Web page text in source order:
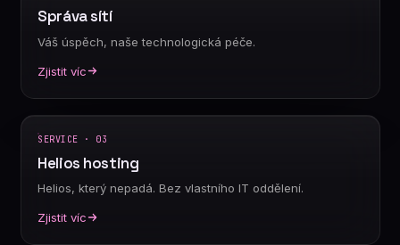
Správa sítí
Váš úspěch, naše technologická péče.
Zjistit víc
SERVICE · 03
Helios hosting
Helios, který nepadá. Bez vlastního IT oddělení.
Zjistit víc